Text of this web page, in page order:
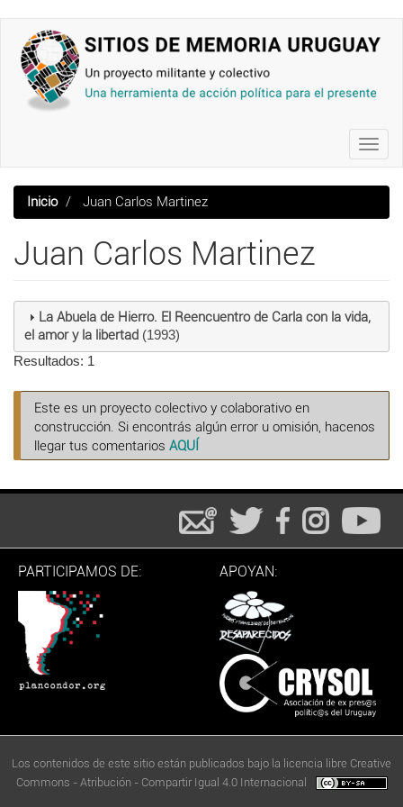
contenido
principal
Inicio Juan Carlos Martinez
Juan Carlos Martinez
La Abuela de Hierro. El Reencuentro de Carla con la vida,
el amor y la libertad(1993)
Resultados: 1
Este es un proyecto colectivo y colaborativo en
construcción. Si encontrás algún error u omisión, hacenos
llegar tus comentarios AQUÍ
PARTICIPAMOS DE: APOYAN:
Los contenidos de este sitio están publicados bajo la licencia libre Creative
Commons - Atribución - Compartir Igual 4.0 Internacional